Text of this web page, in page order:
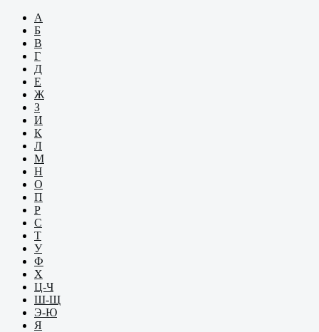
А
Б
В
Г
Д
Е
Ж
З
И
К
Л
М
Н
О
П
Р
С
Т
У
Ф
Х
Ц-Ч
Ш-Щ
Э-Ю
Я